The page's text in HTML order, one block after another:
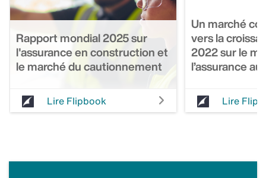
Rapport mondial 2025 sur
l'assurance en construction et
le marché du cautionnement
Lire Flipbook
Un marché
vers la
2022 sur le
l’assurance
Lire